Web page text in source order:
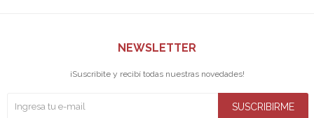
NEWSLETTER
¡Suscribite y recibí todas nuestras novedades!
SUSCRIBIRME